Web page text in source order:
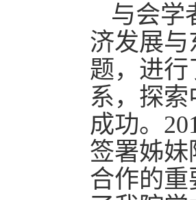
与会学
济发展
题，进
系，探
成功。
签署姊
合作的